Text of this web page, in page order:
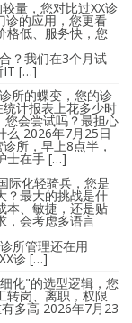
量，您对比过XX诊
诊的应用，您更看
格低、服务快，您
？我们在3个月试
IT […]
所的蝶变，您的诊
计报表上花多少时
您会尝试吗？最担心
么 2026年7月25日
所，早上8点半，
士在手 […]
化轻骑兵，您是
？最大的挑战是什
本、敏捷，还是贴
，会考虑多语言
所管理还在用
诊 […]
化"的选型逻辑，您
转岗、离职，权限
多高 2026年7月23